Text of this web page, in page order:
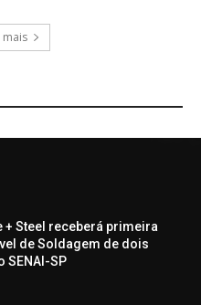
+ Steel receberá primeira
de Soldagem de dois
SENAI-SP